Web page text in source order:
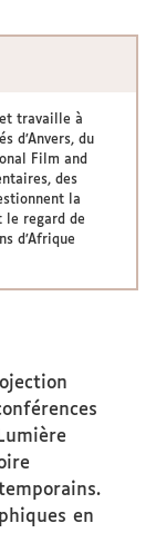
travaille à
d’Anvers, du
Film and
des
la
le regard de
d’Afrique
en